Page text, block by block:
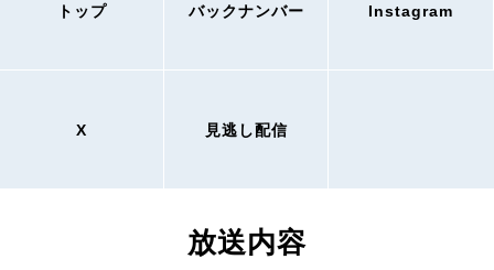
トップ バックナンバー Instagram
X 見逃し配信
放送内容